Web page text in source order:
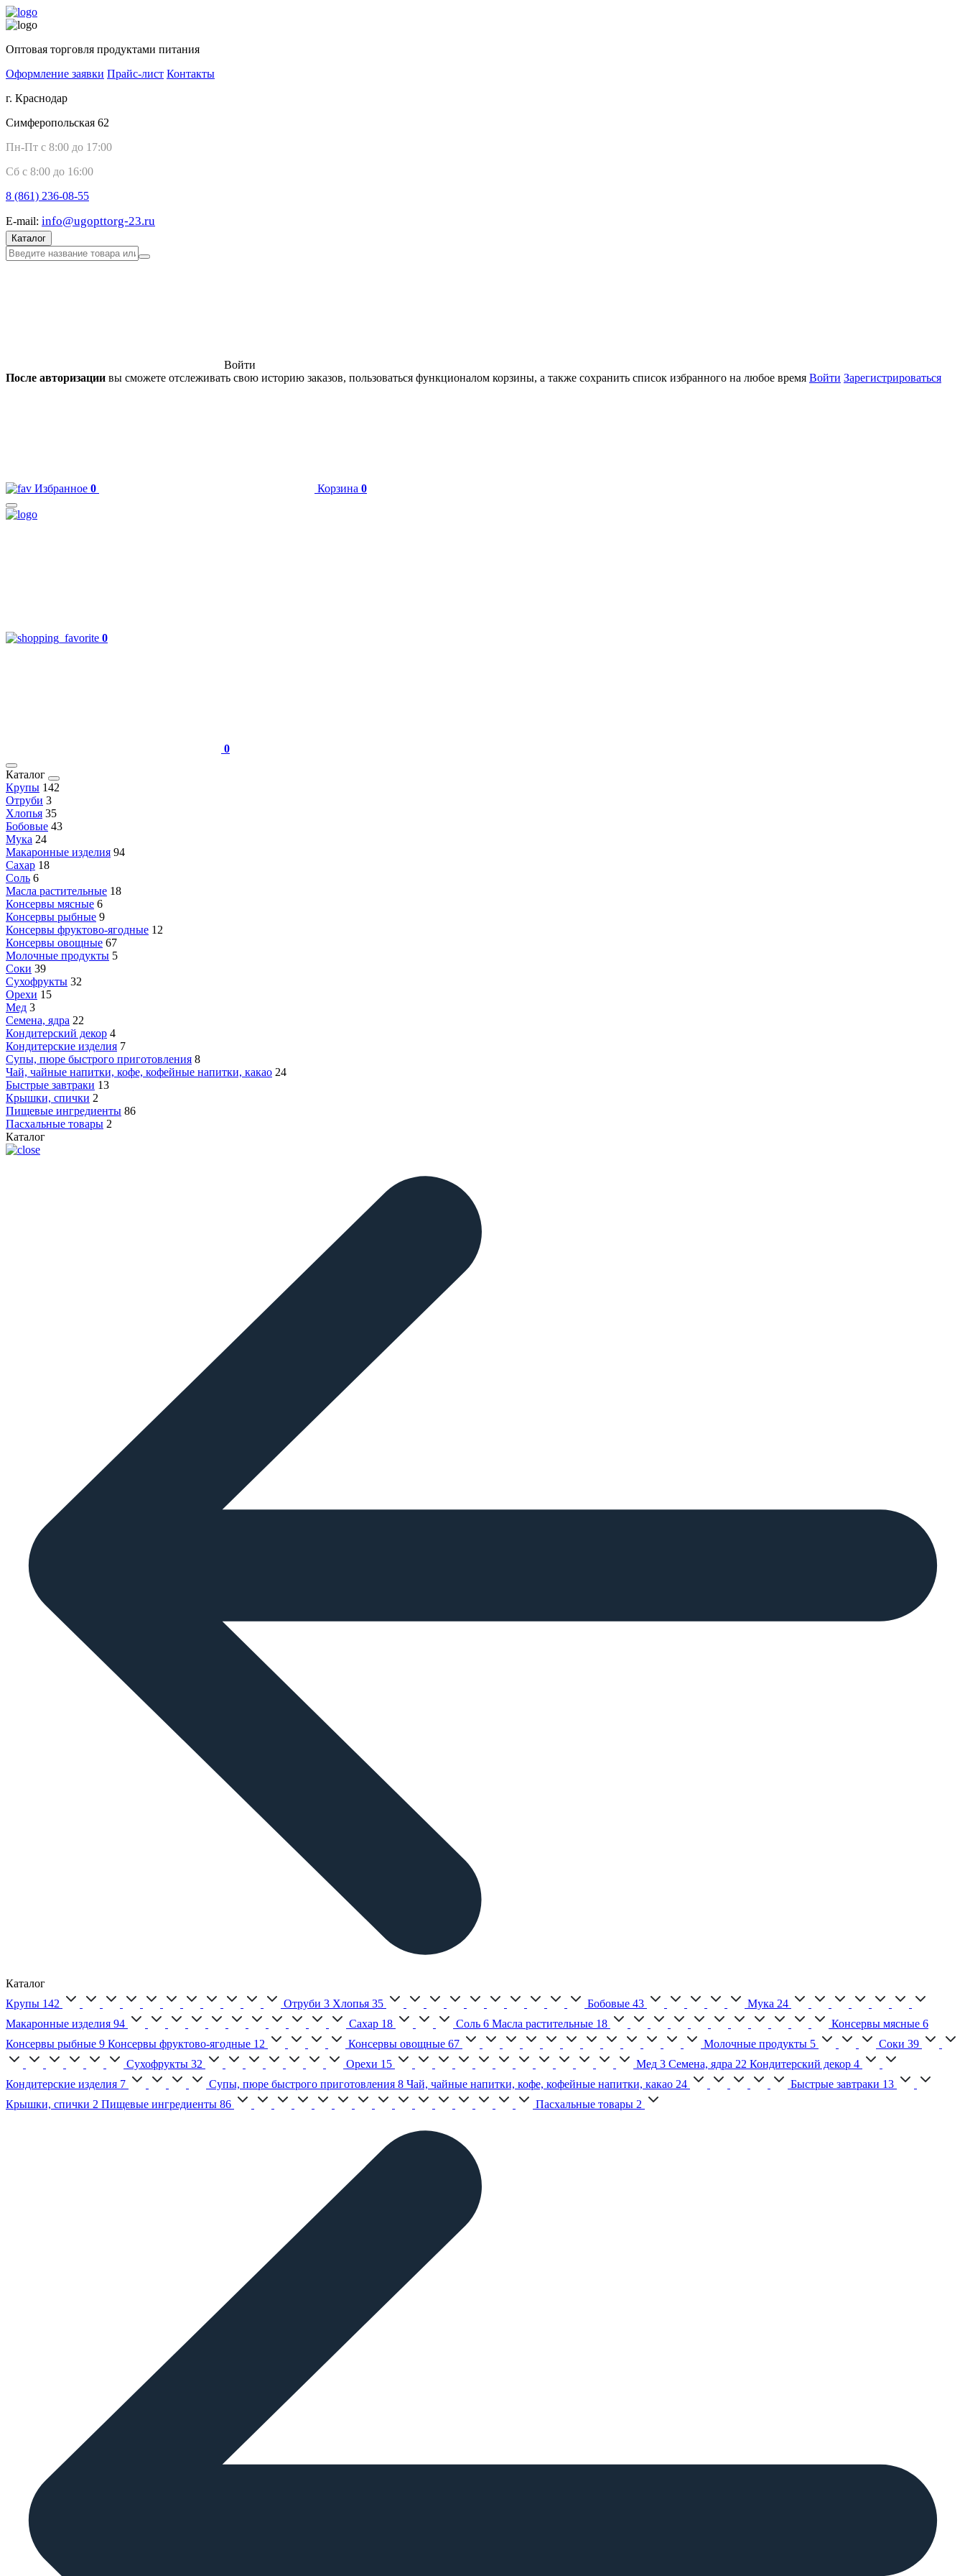
Оптовая торговля продуктами питания
Оформление заявки Прайс-лист Контакты
г. Краснодар
Симферопольская 62
Пн-Пт с 8:00 до 17:00
Сб с 8:00 до 16:00
8 (861) 236-08-55
E-mail: info@ugopttorg-23.ru
Каталог
Войти
После авторизации вы сможете отслеживать свою историю заказов, пользоваться функционалом корзины, а также сохранить список избранного на любое время Войти Зарегистрироваться
Избранное 0 Корзина 0
0
0
Каталог
Крупы 142
Отруби 3
Хлопья 35
Бобовые 43
Мука 24
Макаронные изделия 94
Сахар 18
Соль 6
Масла растительные 18
Консервы мясные 6
Консервы рыбные 9
Консервы фруктово-ягодные 12
Консервы овощные 67
Молочные продукты 5
Соки 39
Сухофрукты 32
Орехи 15
Мед 3
Семена, ядра 22
Кондитерский декор 4
Кондитерские изделия 7
Супы, пюре быстрого приготовления 8
Чай, чайные напитки, кофе, кофейные напитки, какао 24
Быстрые завтраки 13
Крышки, спички 2
Пищевые ингредиенты 86
Пасхальные товары 2
Каталог
Каталог
Крупы 142 Отруби 3 Хлопья 35 Бобовые 43 Мука 24
Макаронные изделия 94 Сахар 18 Соль 6 Масла растительные 18 Консервы мясные 6
Консервы рыбные 9 Консервы фруктово-ягодные 12 Консервы овощные 67 Молочные продукты 5 Соки 39
Сухофрукты 32 Орехи 15 Мед 3 Семена, ядра 22 Кондитерский декор 4
Кондитерские изделия 7 Супы, пюре быстрого приготовления 8 Чай, чайные напитки, кофе, кофейные напитки, какао 24 Быстрые завтраки 13
Крышки, спички 2 Пищевые ингредиенты 86 Пасхальные товары 2